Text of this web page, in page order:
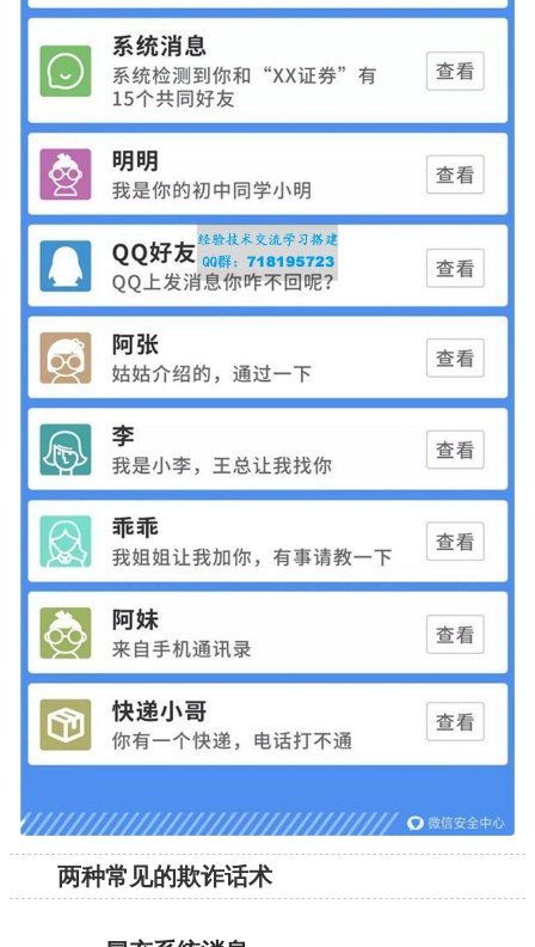
两种常见的欺诈话术